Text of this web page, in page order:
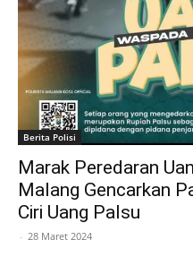
Berita Polisi
Marak Peredaran
Malang Gencarkan
Ciri Uang Palsu
- 28 Maret 2024